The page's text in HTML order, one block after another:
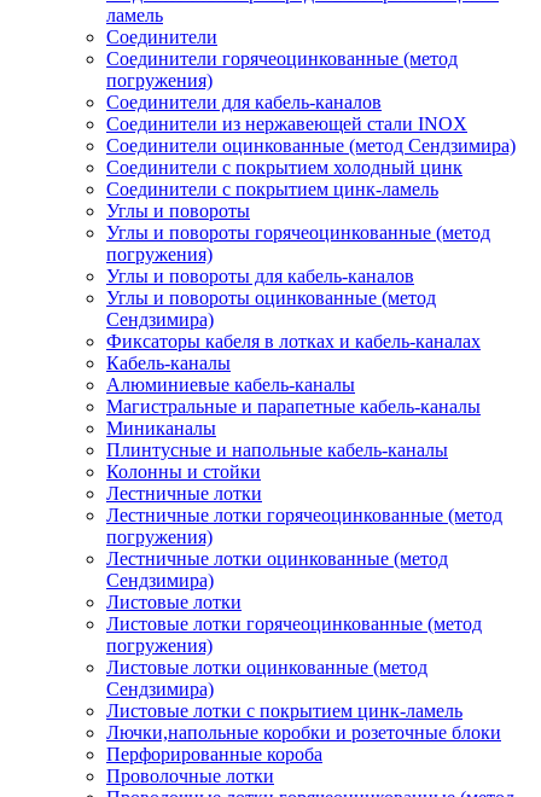
ламель
Соединители
Соединители горячеоцинкованные (метод
погружения)
Соединители для кабель-каналов
Соединители из нержавеющей стали INOX
Соединители оцинкованные (метод Сендзимира)
Соединители с покрытием холодный цинк
Соединители с покрытием цинк-ламель
Углы и повороты
Углы и повороты горячеоцинкованные (метод
погружения)
Углы и повороты для кабель-каналов
Углы и повороты оцинкованные (метод
Сендзимира)
Фиксаторы кабеля в лотках и кабель-каналах
Кабель-каналы
Алюминиевые кабель-каналы
Магистральные и парапетные кабель-каналы
Миниканалы
Плинтусные и напольные кабель-каналы
Колонны и стойки
Лестничные лотки
Лестничные лотки горячеоцинкованные (метод
погружения)
Лестничные лотки оцинкованные (метод
Сендзимира)
Листовые лотки
Листовые лотки горячеоцинкованные (метод
погружения)
Листовые лотки оцинкованные (метод
Сендзимира)
Листовые лотки с покрытием цинк-ламель
Лючки,напольные коробки и розеточные блоки
Перфорированные короба
Проволочные лотки